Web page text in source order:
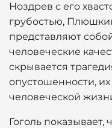
Ноздрев с его
грубостью,
представляют
человеческие
скрывается
опустошенности,
человеческой
Гоголь показывает,